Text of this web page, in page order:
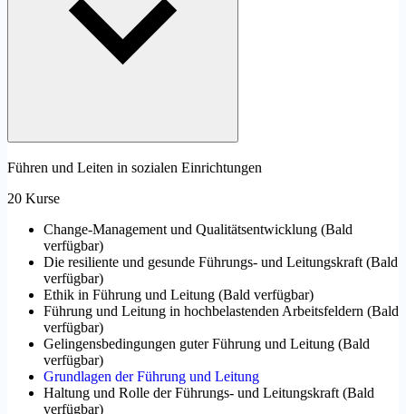
Führen und Leiten in sozialen Einrichtungen
20 Kurse
Change-Management und Qualitätsentwicklung (Bald
verfügbar)
Die resiliente und gesunde Führungs- und Leitungskraft (Bald
verfügbar)
Ethik in Führung und Leitung (Bald verfügbar)
Führung und Leitung in hochbelastenden Arbeitsfeldern (Bald
verfügbar)
Gelingensbedingungen guter Führung und Leitung (Bald
verfügbar)
Grundlagen der Führung und Leitung
Haltung und Rolle der Führungs- und Leitungskraft (Bald
verfügbar)